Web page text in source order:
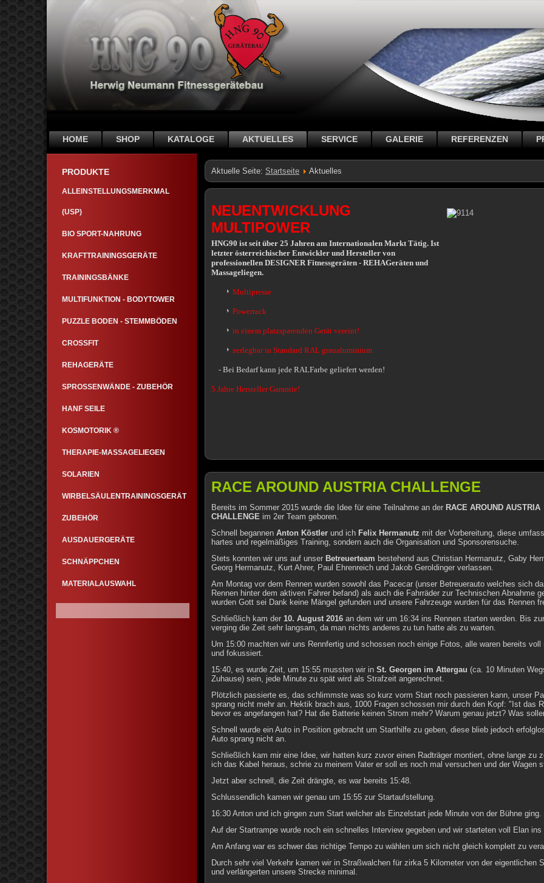
HOME SHOP KATALOGE AKTUELLES SERVICE GALERIE REFERENZEN
PRODUKTE
ALLEINSTELLUNGSMERKMAL
(USP)
BIO SPORT-NAHRUNG
KRAFTTRAININGSGERÄTE
TRAININGSBÄNKE
MULTIFUNKTION - BODYTOWER
PUZZLE BODEN - STEMMBÖDEN
CROSSFIT
REHAGERÄTE
SPROSSENWÄNDE - ZUBEHÖR
HANF SEILE
KOSMOTORIK ®
THERAPIE-MASSAGELIEGEN
SOLARIEN
WIRBELSÄULENTRAININGSGERÄT
ZUBEHÖR
AUSDAUERGERÄTE
SCHNÄPPCHEN
MATERIALAUSWAHL
Aktuelle Seite: Startseite Aktuelles
NEUENTWICKLUNG
MULTIPOWER
HNG90 ist seit über 25 Jahren am Internationalen Markt Tätig. Ist
letzter österreichischer Entwickler und Hersteller von
professionellen DESIGNER Fitnessgeräten - REHAGeräten und
Massageliegen.
Multipresse
Powerrack
in einem platzsparenden Gerät vereint!
zerlegbar in Standard RAL graualuminium
- Bei Bedarf kann jede RALFarbe geliefert werden!
5 Jahre Hersteller Garantie!
RACE AROUND AUSTRIA CHALLENGE
Bereits im Sommer 2015 wurde die Idee für eine Teilnahme an der RACE AROUND AUSTRIA
CHALLENGE im 2er Team geboren.
Schnell begannen Anton Köstler und ich Felix Hermanutz mit der Vorbereitung, diese
hartes und regelmäßiges Training, sondern auch die Organisation und Sponsorensuche.
Stets konnten wir uns auf unser Betreuerteam bestehend aus Christian Hermanutz, Gaby
Georg Hermanutz, Kurt Ahrer, Paul Ehrenreich und Jakob Geroldinger verlassen.
Am Montag vor dem Rennen wurden sowohl das Pacecar (unser Betreuerauto welches sich
Rennen hinter dem aktiven Fahrer befand) als auch die Fahrräder zur Technischen Abnahme
wurden Gott sei Dank keine Mängel gefunden und unsere Fahrzeuge wurden für das Rennen
Schließlich kam der 10. August 2016 an dem wir um 16:34 ins Rennen starten werden. Bis
verging die Zeit sehr langsam, da man nichts anderes zu tun hatte als zu warten.
Um 15:00 machten wir uns Rennfertig und schossen noch einige Fotos, alle waren bereits voll
und fokussiert.
15:40, es wurde Zeit, um 15:55 mussten wir in St. Georgen im Attergau (ca. 10 Minuten
Zuhause) sein, jede Minute zu spät wird als Strafzeit angerechnet.
Plötzlich passierte es, das schlimmste was so kurz vorm Start noch passieren kann, unser
sprang nicht mehr an. Hektik brach aus, 1000 Fragen schossen mir durch den Kopf: "Ist das
bevor es angefangen hat? Hat die Batterie keinen Strom mehr? Warum genau jetzt? Was
Schnell wurde ein Auto in Position gebracht um Starthilfe zu geben, diese blieb jedoch
Auto sprang nicht an.
Schließlich kam mir eine Idee, wir hatten kurz zuvor einen Radträger montiert, ohne lange zu
ich das Kabel heraus, schrie zu meinem Vater er soll es noch mal versuchen und der Wagen
Jetzt aber schnell, die Zeit drängte, es war bereits 15:48.
Schlussendlich kamen wir genau um 15:55 zur Startaufstellung.
16:30 Anton und ich gingen zum Start welcher als Einzelstart jede Minute von der Bühne ging.
Auf der Startrampe wurde noch ein schnelles Interview gegeben und wir starteten voll Elan ins
Am Anfang war es schwer das richtige Tempo zu wählen um sich nicht gleich komplett zu
Durch sehr viel Verkehr kamen wir in Straßwalchen für zirka 5 Kilometer von der eigentlichen
und verlängerten unsere Strecke minimal.